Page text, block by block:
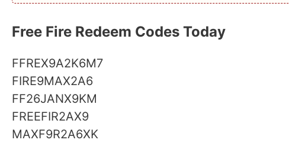
Free Fire Redeem Codes Today
FFREX9A2K6M7
FIRE9MAX2A6
FF26JANX9KM
FREEFIR2AX9
MAXF9R2A6XK